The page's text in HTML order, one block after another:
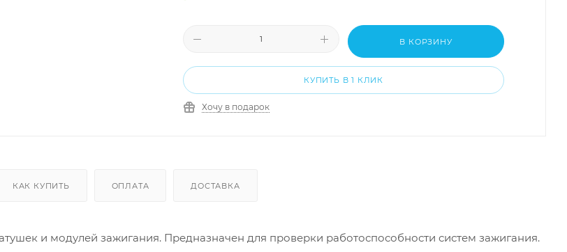
В КОРЗИНУ
КУПИТЬ В 1 КЛИК
Хочу в подарок
КАК КУПИТЬ ОПЛАТА ДОСТАВКА
и модулей зажигания. Предназначен для проверки работоспособности систем зажигания.